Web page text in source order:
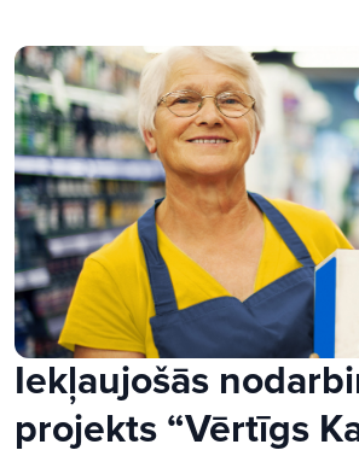
Iekļaujošās
projekts “Vērtīgs